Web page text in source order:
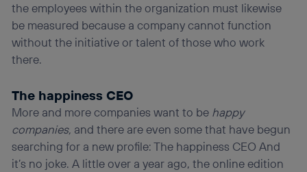
the employees within the organization must likewise
be measured because a company cannot function
without the initiative or talent of those who work
there.
The happiness CEO
More and more companies want to be happy
companies, and there are even some that have begun
searching for a new profile: The happiness CEO And
it’s no joke. A little over a year ago, the online edition